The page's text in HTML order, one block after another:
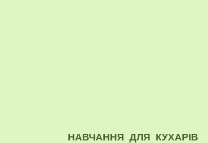
НАВЧАННЯ ДЛЯ КУХАРІВ